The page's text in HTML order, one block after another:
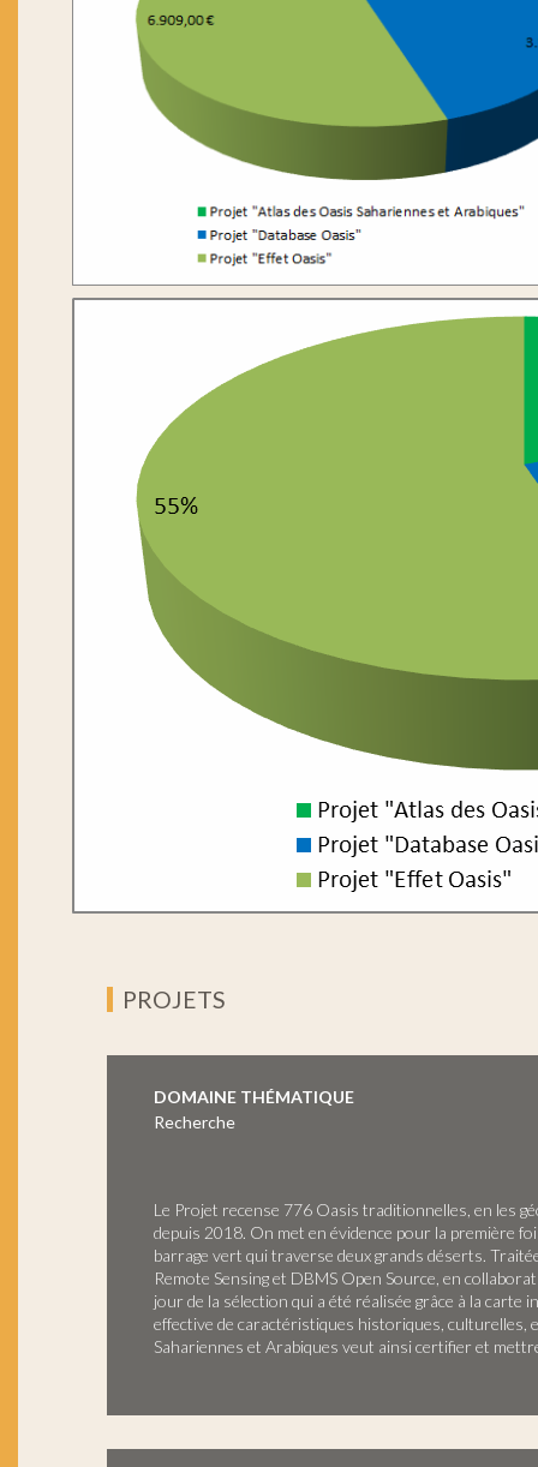
PROJETS
DOMAINE THÉMATIQUE
Recherche
Le Projet recense 776 Oasis traditionnelles, en les
depuis 2018. On met en évidence pour la première
barrage vert qui traverse deux grands déserts.
Remote Sensing et DBMS Open Source, en
jour de la sélection qui a été réalisée grâce à la
effective de caractéristiques historiques, culturelles,
Sahariennes et Arabiques veut ainsi certifier et